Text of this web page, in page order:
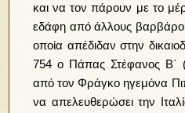
και να τον πάρουν με το
εδάφη από άλλους
οποία απέδιδαν στην
754 ο Πάπας Στέφανος Β΄
από τον Φράγκο ηγεμόνα
να απελευθερώσει την